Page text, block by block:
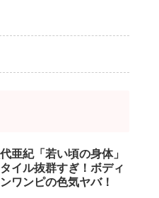
亜紀「若い頃の身体」
イル抜群すぎ！ボディ
ワンピの色気ヤバ！